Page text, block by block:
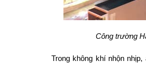
Công trường
Trong không khí nhộn